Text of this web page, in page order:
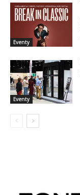
Eventy
Eventy